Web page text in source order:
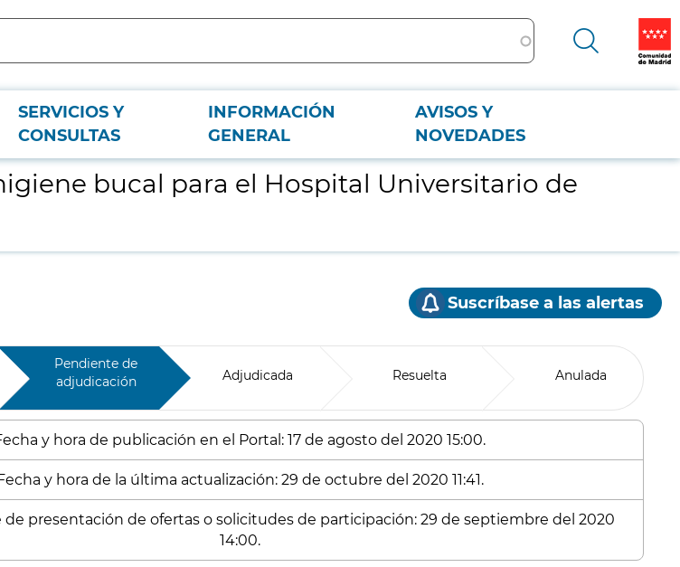
SERVICIOS Y
CONSULTAS
INFORMACIÓN
GENERAL
AVISOS Y
NOVEDADES
bucal para el Hospital Universitario de
Suscríbase a las alertas
Pendiente de
adjudicación
Adjudicada Resuelta Anulada
y hora de publicación en el Portal: 17 de agosto del 2020 15:00.
y hora de la última actualización: 29 de octubre del 2020 11:41.
de presentación de ofertas o solicitudes de participación: 29 de septiembre del 2020
14:00.